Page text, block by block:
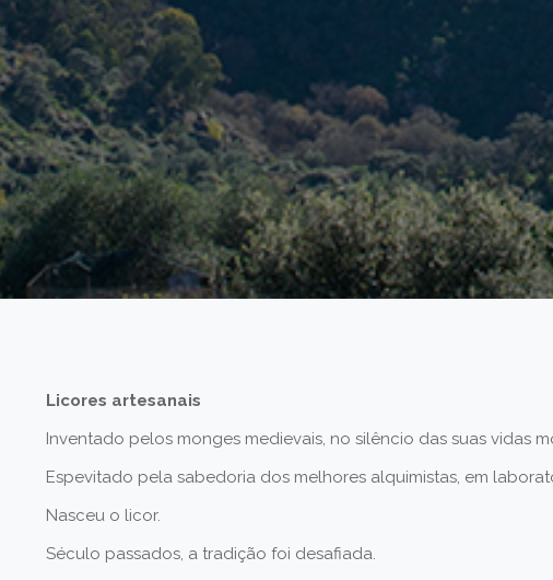
Licores artesanais
Inventado pelos monges medievais, no silêncio das suas vidas
Espevitado pela sabedoria dos melhores alquimistas, em
Nasceu o licor.
Século passados, a tradição foi desafiada.